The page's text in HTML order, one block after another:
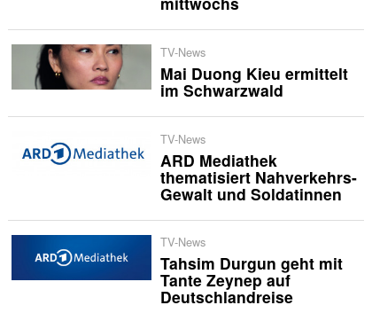
TV-News
Mai Duong Kieu ermittelt
im Schwarzwald
TV-News
ARD Mediathek
thematisiert Nahverkehrs-
Gewalt und Soldatinnen
TV-News
Tahsim Durgun geht mit
Tante Zeynep auf
Deutschlandreise